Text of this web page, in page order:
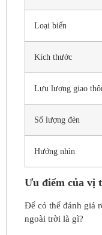
Loại biển
Kích thước
Lưu lượng giao
Số lượng đèn
Hướng nhìn
Ưu điểm của vị
Để có thể đánh giá
ngoài trời là gì?